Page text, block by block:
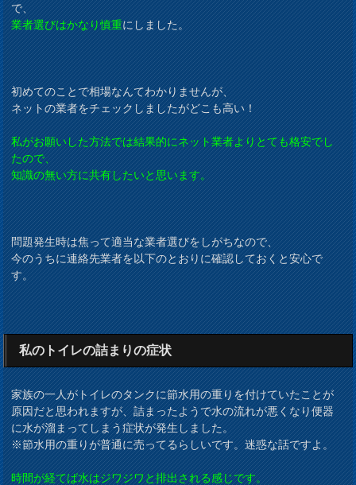
で、
業者選びはかなり慎重にしました。
初めてのことで相場なんてわかりませんが、
ネットの業者をチェックしましたがどこも高い！
私がお願いした方法では結果的にネット業者よりとても格安でし
たので、
知識の無い方に共有したいと思います。
問題発生時は焦って適当な業者選びをしがちなので、
今のうちに連絡先業者を以下のとおりに確認しておくと安心で
す。
私のトイレの詰まりの症状
家族の一人がトイレのタンクに節水用の重りを付けていたことが
原因だと思われますが、詰まったようで水の流れが悪くなり便器
に水が溜まってしまう症状が発生しました。
※節水用の重りが普通に売ってるらしいです。迷惑な話ですよ。
時間が経てば水はジワジワと排出される感じです。